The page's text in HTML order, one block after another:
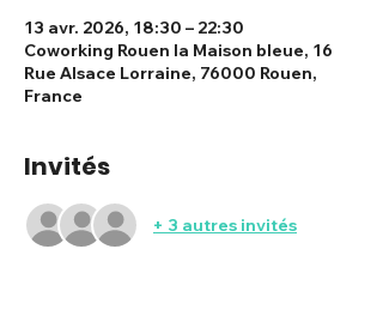
13 avr. 2026, 18:30 – 22:30
Coworking Rouen la Maison bleue, 16
Rue Alsace Lorraine, 76000 Rouen,
France
Invités
+ 3 autres invités